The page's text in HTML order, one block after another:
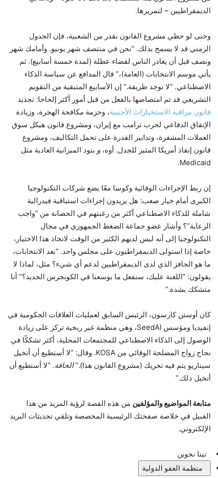
الديمقراطيين – لتمريرها.
وحتى لو حظي مشروع القانون بقدر من الشعبية، فإن الجدول
الزمني قد لا يسمح بذلك. “نحن في منتصف شهر يونيو. وأمامك شهر
ونصف قبل أن يغادر الناس لقضاء عطلة (لمدة خمسة أسابيع). ثم
يأتي موسم الانتخابات (العامة)،” قال المدافع عن سياسة الذكاء
الاصطناعي. “لا توجد طريقة.” إن الأسابيع المتبقية من التقويم
التشريعي قد تم امتصاصها بالفعل من قبل أمور أكثر إلحاحا: تجديد
قانون مراقبة الاستخبارات الأجنبية، وحزمة مكافحة الهجرة، وزيادة
الإنفاق الدفاعي لحرب ترامب مع إيران، ومشروع قانون هيكل سوق
العملات المشفرة، وتدابير القدرة على تحمل التكاليف، ومشروع
قانون إنقاذ أمريكا المثير للجدل. أوه، و بنود الميزانية العادية مثل
Medicaid.
إن ربط الإجراءات الوقائية وكوسا معًا يضع شركات التكنولوجيا
الكبرى أمام خيار صعب: هل يريدون إجراءات استباقية فيدرالية
شاملة للذكاء الاصطناعي أكثر من رغبتهم في الحصانة من “واجب
الرعاية”؟ وأشار عضو جماعة الضغط الجمهوري في مجال
التكنولوجيا إلى أنه ليس لديهم الكثير من الوقت لاتخاذ هذا الاختيار،
خاصة إذا استولى الديمقراطيون على مجلس واحد. “بعد الانتخابات،
ما هو الحافز الذي لدى الديمقراطيين لدعم أي شيء؟ مثل، لماذا لا
يقولون: “اللعنة عليك، سنفعل ما بوسعنا في الكونجرس الجديد؟” أنا
متشكك بشدة.”
كان أوستن كارسون، الرئيس السابق لعمليات العلاقات الحكومية في
إنفيديا ومؤسس SeedAI، وهي منظمة غير ربحية تركز على زيادة
الوصول إلى الذكاء الاصطناعي للمجتمعات المحلية، أكثر تشككًا في
نجاح زواج المصلحة الوقائي من KOSA. وقال: “لا أستطيع أن أتخيل
سيناريو يتم فيه تحريك (مشروع القانون هذا).”الحافة. “لا أستطيع أن
أتخيل ذلك.”
متابعة المواضيع والمؤلفين من هذه القصة لرؤية المزيد من هذا
القبيل في خلاصة صفحتك الرئيسية المخصصة وتلقي تحديثات البريد
الإلكتروني.
تينا نجوين
منظمة العفو الدولية